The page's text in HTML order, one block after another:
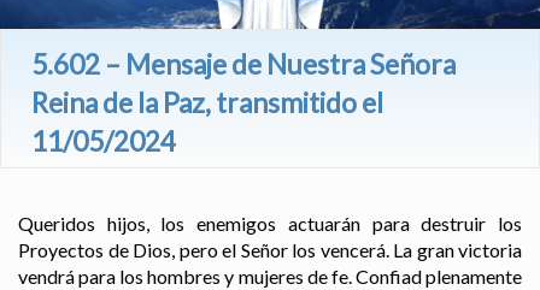
5.602 – Mensaje de Nuestra Señora
Reina de la Paz, transmitido el
11/05/2024
Queridos hijos, los enemigos actuarán para destruir los
Proyectos de Dios, pero el Señor los vencerá. La gran victoria
vendrá para los hombres y mujeres de fe. Confiad plenamente